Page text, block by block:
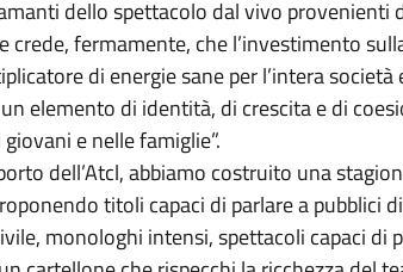
dello spettacolo dal vivo provenienti
crede, fermamente, che l’investimento
di energie sane per l’intera società
elemento di identità, di crescita e di
e nelle famiglie”.
dell’Atcl, abbiamo costruito una
titoli capaci di parlare a pubblici
monologhi intensi, spettacoli capaci di